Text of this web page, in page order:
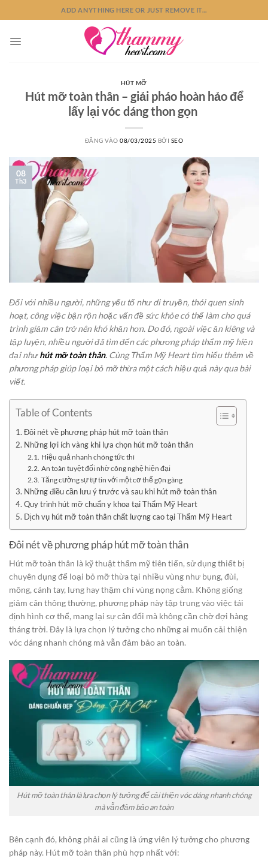
qua
dung
ADD ANYTHING HERE OR JUST REMOVE IT...
HÚT MỠ
Hút mỡ toàn thân – giải pháo hoàn hảo để
lấy lại vóc dáng thon gọn
ĐĂNG VÀO08/03/2025 BỞI SEO
08
Th3
Đối với nhiều người, những yếu tố như di truyền, thói quen sinh
hoạt, công việc bận rộn hoặc vấn đề sức khỏe có thể làm cho quá
trình giảm cân trở nên khó khăn hơn. Do đó, ngoài việc ăn kiêng và
tập luyện, nhiều người đã tìm đến các phương pháp thẩm mỹ hiện
đại nhưhút mỡ toàn thân. Cùng Thẩm Mỹ Heart tìm hiểu thêm về
phương pháp giúp loại bỏ mỡ thừa một cách hiệu quả này qua bài
viết.
Table of Contents
Đôi nét về phương pháp hút mỡ toàn thân
Những lợi ích vàng khi lựa chọn hút mỡ toàn thân
Hiệu quả nhanh chóng tức thì
An toàn tuyệt đối nhờ công nghệ hiện đại
Tăng cường sự tự tin với một cơ thể gọn gàng
Những điều cần lưu ý trước và sau khi hút mỡ toàn thân
Quy trình hút mỡ chuẩn y khoa tại Thẩm Mỹ Heart
Dịch vụ hút mỡ toàn thân chất lượng cao tại Thẩm Mỹ Heart
Đôi nét về phương pháp hút mỡ toàn thân
Hút mỡ toàn thân là kỹ thuật thẩm mỹ tiên tiến, sử dụng thiết bị
chuyên dụng để loại bỏ mỡ thừa tại nhiều vùng như bụng, đùi,
mông, cánh tay, lưng hay thậm chí vùng nọng cằm. Không giống
giảm cân thông thường, phương pháp này tập trung vào việc tái
định hình cơ thể, mang lại sự cân đối mà không cần chờ đợi hàng
tháng trời. Đây là lựa chọn lý tưởng cho những ai muốn cải thiện
vóc dáng nhanh chóng mà vẫn đảm bảo an toàn.
Hút mỡ toàn thân là lựa chọn lý tưởng để cải thiện vóc dáng nhanh chóng
mà vẫn đảm bảo an toàn
Bên cạnh đó, không phải ai cũng là ứng viên lý tưởng cho phương
pháp này. Hút mỡ toàn thân phù hợp nhất với: